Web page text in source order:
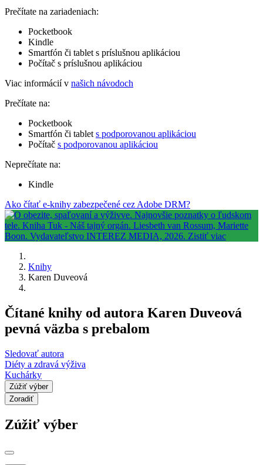
Prečítate na zariadeniach:
Pocketbook
Kindle
Smartfón či tablet s príslušnou aplikáciou
Počítač s príslušnou aplikáciou
Viac informácií v našich návodoch
Prečítate na:
Pocketbook
Smartfón či tablet s podporovanou aplikáciou
Počítač s podporovanou aplikáciou
Neprečítate na:
Kindle
Ako čítať e-knihy zabezpečené cez Adobe DRM?
Knihy
Karen Duveová
Čítané knihy od autora Karen Duveová
pevná väzba s prebalom
Sledovať autora
Diéty a zdravá výživa
Kuchárky
Zúžiť výber
Zoradiť
Zúžiť výber